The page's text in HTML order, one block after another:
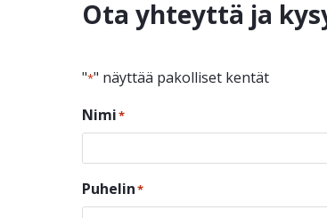
Ota yhteyttä ja
"*" näyttää pakolliset kentät
Nimi*
Puhelin*